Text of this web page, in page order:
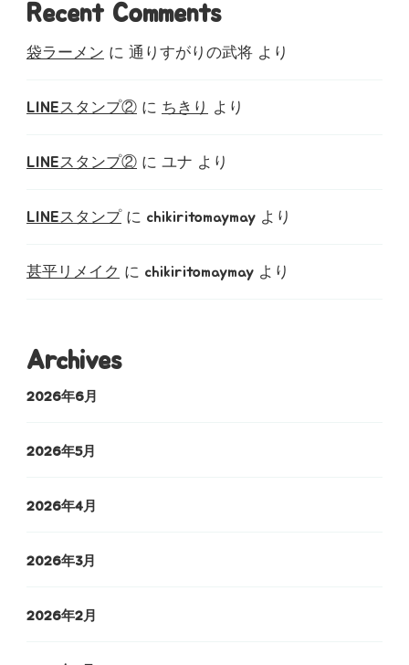
Recent Comments
袋ラーメン に 通りすがりの武将 より
LINEスタンプ② に ちきり より
LINEスタンプ② に ユナ より
LINEスタンプ に chikiritomaymay より
甚平リメイク に chikiritomaymay より
Archives
2026年6月
2026年5月
2026年4月
2026年3月
2026年2月